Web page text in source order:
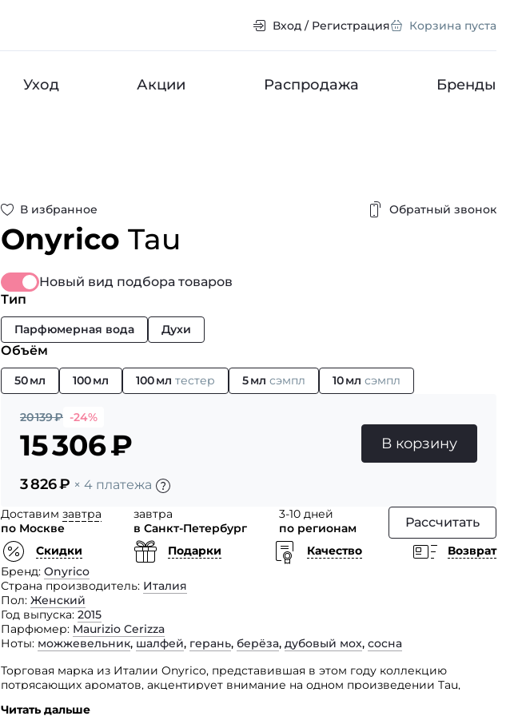
Вход / Регистрация Корзина пуста
Уход Акции Распродажа Бренды
В избранное Обратный звонок
Onyrico Tau
Новый вид подбора товаров
Тип
Парфюмерная вода Духи
Объём
50 мл 100 мл 100 мл тестер 5 мл сэмпл 10 мл сэмпл
20 139₽ -24%
15 306₽
3 826₽ × 4 платежа
В корзину
Доставим завтра
по Москве
завтра
в Санкт-Петербург
3-10 дней
по регионам
Рассчитать
Скидки Подарки Качество
Возврат
Бренд Onyrico
Страна производитель Италия
Пол Женский
Год выпуска 2015
Парфюмер Maurizio Cerizza
Ноты можжевельник, шалфей, герань, берёза, дубовый мох, сосна
Торговая марка из Италии Onyrico, представившая в этом году коллекцию
потрясающих ароматов, акцентирует внимание на одном произведении Tau,
Читать дальше